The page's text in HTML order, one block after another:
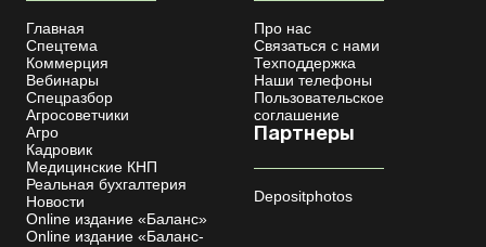
Главная
Спецтема
Коммерция
Вебинары
Спецразбор
Агросоветчики
Агро
Кадровик
Медицинские КНП
Реальная бухгалтерия
Новости
Online издание «Баланс»
Online издание «Баланс-
Про нас
Связаться с нами
Техподдержка
Наши телефоны
Пользовательское
соглашение
Партнеры
Depositphotos